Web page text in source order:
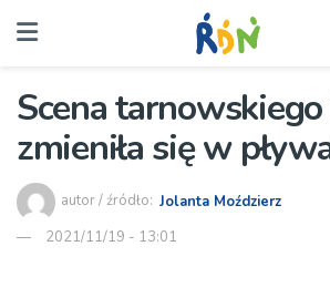
Scena
zmieniła się w
autor / źródło: Jolanta Moździerz
2021/11/19 - 13:01